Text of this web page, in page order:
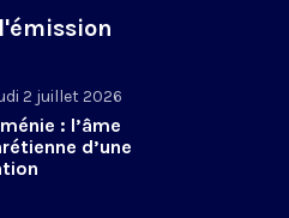
2 juillet 2026
: l’âme
d’une